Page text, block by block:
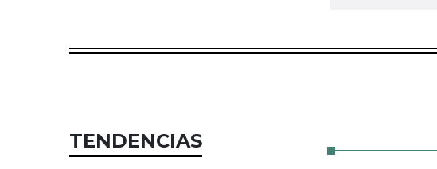
TENDENCIAS